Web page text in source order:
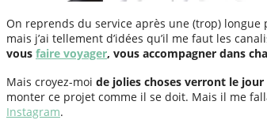
On reprends du service après une (trop) longue
mais j’ai tellement d’idées qu’il me faut les
vous faire voyager, vous accompagner dans
Mais croyez-moi de jolies choses verront le
monter ce projet comme il se doit. Mais il me
Instagram.